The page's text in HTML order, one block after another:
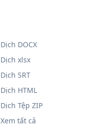
Dịch DOCX
Dịch xlsx
Dịch SRT
Dịch HTML
Dịch Tệp ZIP
Xem tất cả